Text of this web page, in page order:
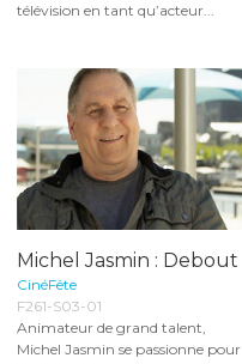
télévision en tant qu’acteur...
Michel Jasmin : Debout
CinéFête
F261-S03-01
Animateur de grand talent,
Michel Jasmin se passionne pour